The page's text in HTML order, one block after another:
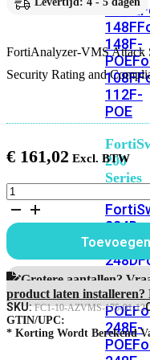
FPOE
148F
148F-
POE
108F
112F-
POE
200
Series
224D-
FPOE
248D
224E
224E-
POE
248E-
POE
FortiAnalyzer-VMS Attack
Security Rating and
€ 161,02
FortiAnalyzer-
VMS
jaar
Attack
Surface
Security
Rating
en
Compliance
voor
Grotere aantallen?
product laten installeren?
SKU:FC1-10-AZVMS-175-01-12
GTIN/UPC:
* Korting Wordt Berekend